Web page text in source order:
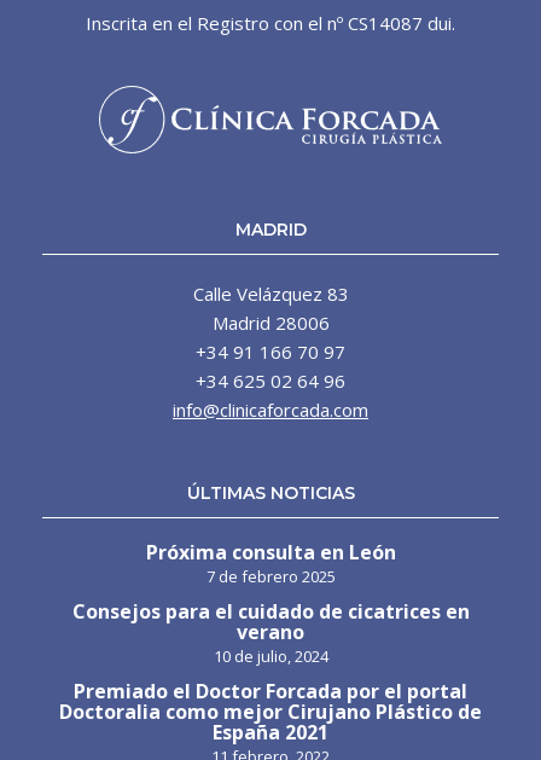
Inscrita en el Registro con el nº CS14087 dui.
MADRID
Calle Velázquez 83
Madrid 28006
+34 91 166 70 97
+34 625 02 64 96
info@clinicaforcada.com
ÚLTIMAS NOTICIAS
Próxima consulta en León
7 de febrero 2025
Consejos para el cuidado de cicatrices en
verano
10 de julio, 2024
Premiado el Doctor Forcada por el portal
Doctoralia como mejor Cirujano Plástico de
España 2021